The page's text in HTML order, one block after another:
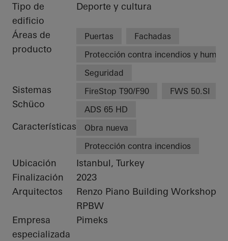
Tipo de
edificio
Deporte y cultura
Áreas de
producto
Puertas
Fachadas
Protección contra incendios y humo
Seguridad
Sistemas
Schüco
FireStop T90/F90
FWS 50.SI
ADS 65 HD
Características
Obra nueva
Protección contra incendios
Ubicación
Istanbul, Turkey
Finalización
2023
Arquitectos
Renzo Piano Building Workshop:
RPBW
Empresa
especializada
Pimeks